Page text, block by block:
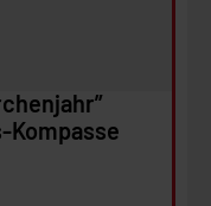
Kompasse